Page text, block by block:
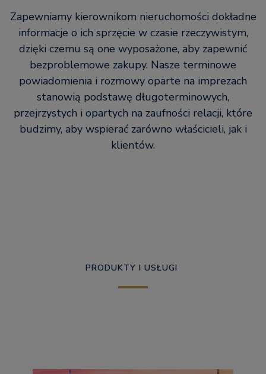
Zapewniamy kierownikom nieruchomości dokładne
informacje o ich sprzęcie w czasie rzeczywistym,
dzięki czemu są one wyposażone, aby zapewnić
bezproblemowe zakupy. Nasze terminowe
powiadomienia i rozmowy oparte na imprezach
stanowią podstawę długoterminowych,
przejrzystych i opartych na zaufności relacji, które
budzimy, aby wspierać zarówno właścicieli, jak i
klientów.
PRODUKTY I USŁUGI